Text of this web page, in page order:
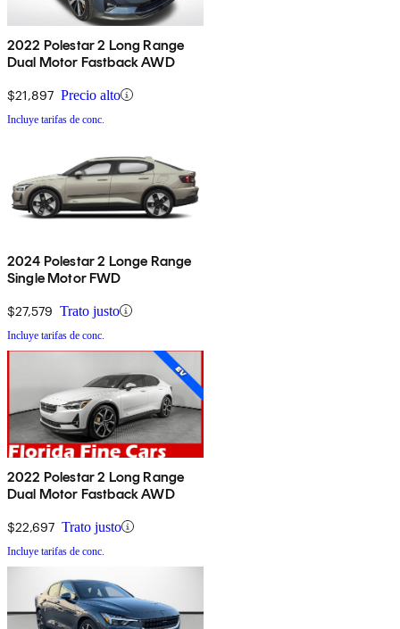
2022 Polestar 2 Long Range
Dual Motor Fastback AWD
$21,897 Precio alto
Incluye tarifas de conc.
2024 Polestar 2 Longe Range
Single Motor FWD
$27,579 Trato justo
Incluye tarifas de conc.
2022 Polestar 2 Long Range
Dual Motor Fastback AWD
$22,697 Trato justo
Incluye tarifas de conc.